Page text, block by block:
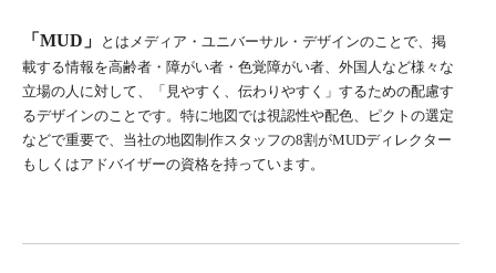
「MUD」
とはメディア・ユニバーサル・デザインのことで、掲
載する情報を高齢者・障がい者・色覚障がい者、外国人など様々な
立場の人に対して、「見やすく、伝わりやすく」するための配慮す
るデザインのことです。特に地図では視認性や配色、ピクトの選定
などで重要で、当社の地図制作スタッフの8割がMUDディレクター
もしくはアドバイザーの資格を持っています。